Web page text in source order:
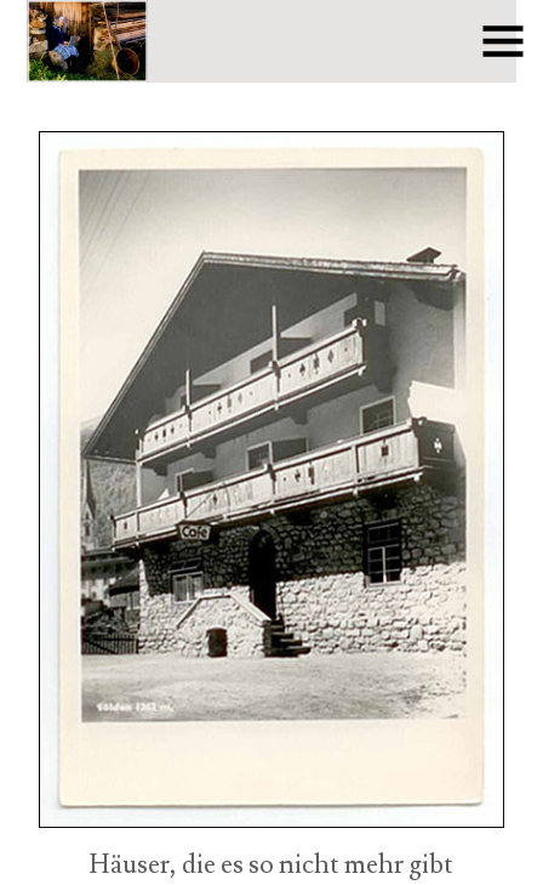
Häuser, die es so nicht mehr gibt